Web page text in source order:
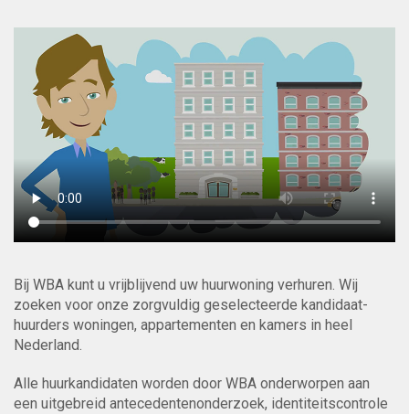
Bij WBA kunt u vrijblijvend uw huurwoning verhuren. Wij
zoeken voor onze zorgvuldig geselecteerde kandidaat-
huurders woningen, appartementen en kamers in heel
Nederland.
Alle huurkandidaten worden door WBA onderworpen aan
een uitgebreid antecedentenonderzoek, identiteitscontrole